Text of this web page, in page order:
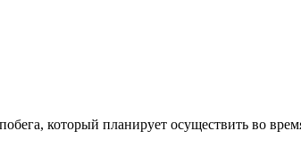
который планирует осуществить во